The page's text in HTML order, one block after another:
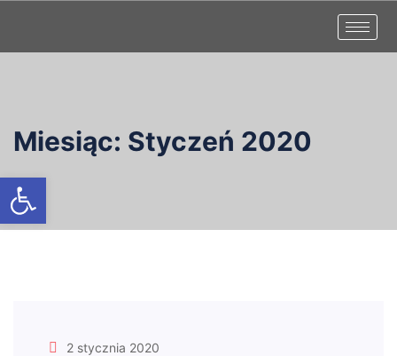
Otwórz pasek narzędzi
Miesiąc: Styczeń 2020
2 stycznia 2020